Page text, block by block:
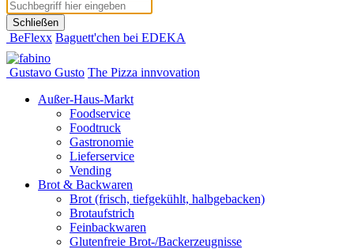
Schließen
BeFlexx Baguett'chen bei EDEKA
Gustavo Gusto The Pizza innvovation
Außer-Haus-Markt
Foodservice
Foodtruck
Gastronomie
Lieferservice
Vending
Brot & Backwaren
Brot (frisch, tiefgekühlt, halbgebacken)
Brotaufstrich
Feinbackwaren
Glutenfreie Brot-/Backerzeugnisse